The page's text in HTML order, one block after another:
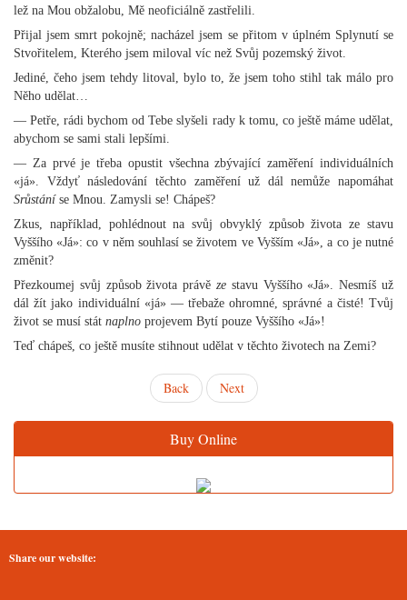
lež na Mou obžalobu, Mě neoficiálně zastřelili.
Přijal jsem smrt pokojně; nacházel jsem se přitom v úplném Splynutí se
Stvořitelem, Kterého jsem miloval víc než Svůj pozemský život.
Jediné, čeho jsem tehdy litoval, bylo to, že jsem toho stihl tak málo pro
Něho udělat…
— Petře, rádi bychom od Tebe slyšeli rady k tomu, co ještě máme udělat,
abychom se sami stali lepšími.
— Za prvé je třeba opustit všechna zbývající zaměření individuálních
«já». Vždyť následování těchto zaměření už dál nemůže napomáhat
Srůstáníse Mnou. Zamysli se! Chápeš?
Zkus, například, pohlédnout na svůj obvyklý způsob života ze stavu
Vyššího «Já»: co v něm souhlasí se životem ve Vyšším «Já», a co je nutné
změnit?
Přezkoumej svůj způsob života právě ze stavu Vyššího «Já». Nesmíš už
dál žít jako individuální «já» — třebaže ohromné, správné a čisté! Tvůj
život se musí stát naplno projevem Bytí pouze Vyššího «Já»!
Teď chápeš, co ještě musíte stihnout udělat v těchto životech na Zemi?
Back Next
Buy Online
Share our website: